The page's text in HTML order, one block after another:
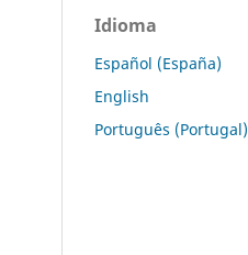
Idioma
Español (España)
English
Português (Portugal)